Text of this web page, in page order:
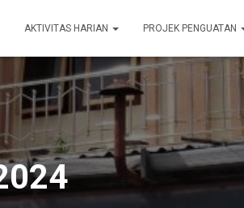
AKTIVITAS HARIAN PROJEK PENGUATAN